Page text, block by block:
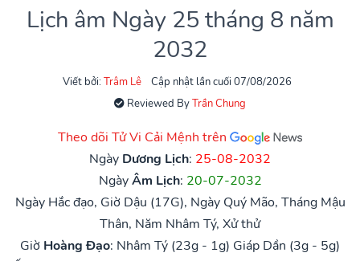
Lịch âm Ngày 25 tháng 8 năm
2032
Viết bởi: Trâm Lê
Cập nhật lần cuối 07/08/2026
Reviewed ByTrần Chung
Theo dõi Tử Vi Cải Mệnh trên
Ngày Dương Lịch: 25-08-2032
NgàyÂm Lịch: 20-07-2032
Ngày Hắc đạo, Giờ Dậu (17G), Ngày Quý Mão, Tháng Mậu
Thân, Năm Nhâm Tý, Xử thử
Giờ Hoàng Đạo: Nhâm Tý (23g - 1g) Giáp Dần (3g - 5g)